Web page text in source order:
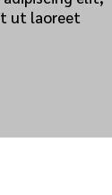
ut laoreet